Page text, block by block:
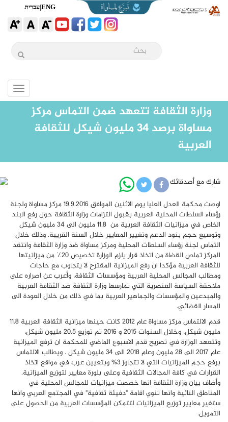
ENG
|עִברִית
Toggle
وزارة الثقافة تتعهد ضمن التماس مركز
مساواة برصد 34 مليون شيكل للثقافة
العربية
شارك مع أصدقائك
اوصت محكمة العدل العليا يوم الاثنين الموافق 19.9.2016 مركز مساواة ولجنة
رؤساء السلطات المحلية العربية بقبول التزامات وزارة الثقافة حول رفع البند
الخاص في ميزانيات الثقافة العربية من 11.8 مليون الى ٣٤ مليون شيكل
وتوسيع حجم بنود الدعم وتغيير المعايير خلال السنة القريبة.وذلك خلال
التماس لجنة رؤساء السلطات المحلية ومركز مساواة ضد وزارة الثقافة وانتقد
المركز تملص القضاة من اتخاذ قرار يلزم الوزارة تخصيص ٢٠٪ من ميزانيتها
للثقافة العربية مؤكدا ان رفع الميزانية المقترح لا يتجاوب مع حاجات
ومطالب المجالس المحلية العربية ومؤسسات الثقافة، وأعرب عن اصراره على
ملاحقة السياسة العنصرية التي تمارسها وزارة الثقافة ضد الثقافة العربية
والمبدعين والمؤسسات والجماهير العربية بما في ذلك من خلال العودة الى
المسار القضائي.
قدم الالتماس مركز مساواة عام 2012 كانت حينها ميزانية الثقافة العربية 11.8
مليون شيكل، وخلال السنوات 2015 و 2016 تم توزيع 20.5 مليون شيكل،
وتتعهد الوزارة في تصريح قدم الاسبوع الماضي للمحكمة ان ترفع الميزانية
عام 2017 الى 28 مليون وعام 2018 الى 34 مليون شيكل
.ويطالب الالتماس
برفع حجم الميزانيات التي لا تتجاوز 3% وبتعيين عرب في مواقع اتخاذ
القرارات في كافة المجالات الثقافية وعلى بلورة معايير لتوزيع الميزانية.
وأضاف بيان وزارة الثقافة انها خصصت ميزانيات للمجالس المحلية في
المناطق النائية وانها تنوي اقامة "دفيئة ثقافية" في المجتمع العربي وانها
ستغير معايير توزيع الميزانيات لتتمكن المؤسسات العربية من الحصول على
التمويل.